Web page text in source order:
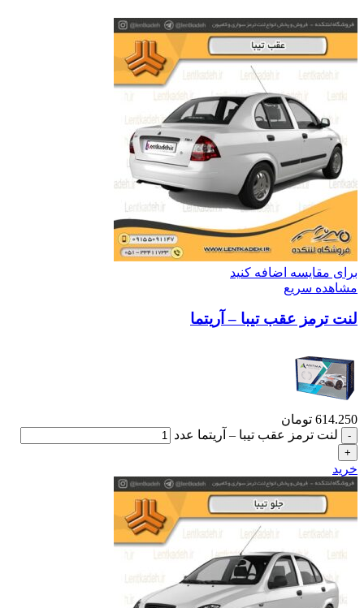
برای مقایسه اضافه کنید
مشاهده سریع
لنت ترمز عقب تیبا – آریتما
614.250 تومان
لنت ترمز عقب تیبا – آریتما عدد
خرید